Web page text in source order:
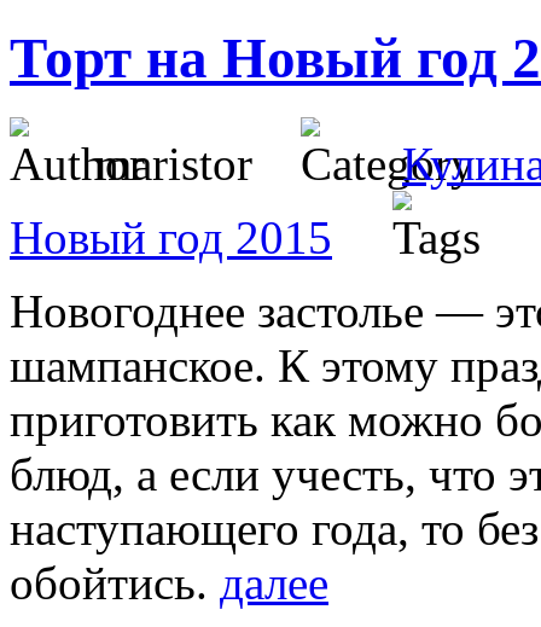
Торт на Новый год
maristor
Новый год 2015
Новогоднее застолье —
шампанское. К этому
приготовить как можно
блюд, а если учесть, что
наступающего года, то
обойтись. далее